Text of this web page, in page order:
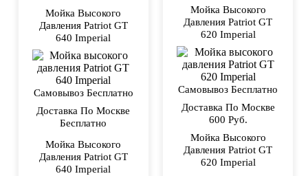
Мойка Высокого
Давления Patriot GT
640 Imperial
Самовывоз Бесплатно
Доставка По Москве
Бесплатно
Мойка Высокого
Давления Patriot GT
640 Imperial
Мойка Высокого
Давления Patriot GT
620 Imperial
Самовывоз Бесплатно
Доставка По Москве
600 Руб.
Мойка Высокого
Давления Patriot GT
620 Imperial